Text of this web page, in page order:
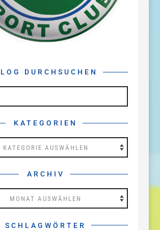
DURCHSUCHEN
KATEGORIEN
ARCHIV
SCHLAGWÖRTER